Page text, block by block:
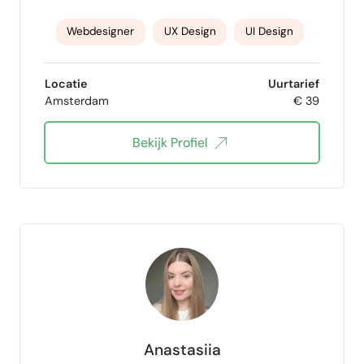
Webdesigner UX Design UI Design
Wordpress Expert
WIX-Webdesign
Locatie
Amsterdam
Uurtarief
€ 39
Bekijk Profiel
Anastasiia